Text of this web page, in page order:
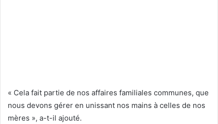
« Cela fait partie de nos affaires familiales communes, que
nous devons gérer en unissant nos mains à celles de nos
mères », a-t-il ajouté.